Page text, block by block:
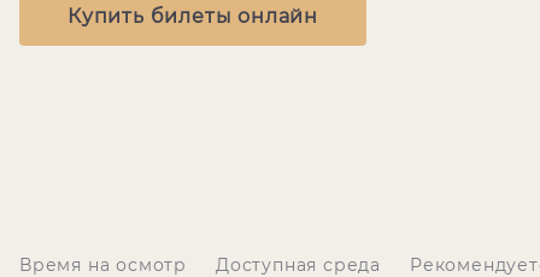
Купить билеты онлайн
Время на осмотр Доступная среда